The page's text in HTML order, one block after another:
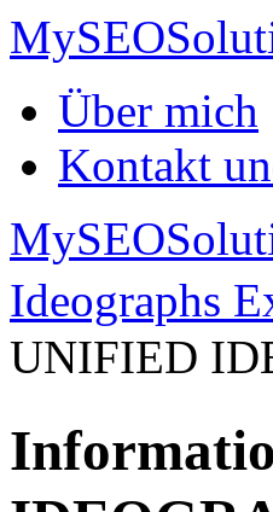
Über mich
Kontakt
Ideographs
UNIFIED